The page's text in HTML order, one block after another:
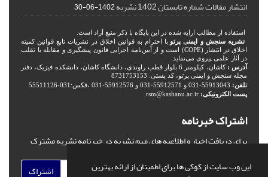
این وب سایت از کوکی ها برای اطمینان از ارائه بهترین
انتشار مقالات شماره تابستان 1402 نشریه 1402-06-30
استفاده از مطالب ارایه شده در این پایگاه با ذکر منبع آزاد است.
نشریه سنجش و ایمنی پرتو با احترام به قوانین اخلاق در نشریات تابع قوانین کمیته
اخلاق در انتشار (COPE) است و از آیین‌نامه اجرایی قانون پیشگیری و مقابله با تقلب
در آثار علمی پیروی می‌نماید.
آدرس :
کاشان، کیلومتر 6 بلوار قطب راوندی، دانشگاه کاشان، دانشکده فیزیک، دفتر
مجله سنجش و ایمنی پرتو، کد پستی: 8731753153
تلفن:
پست الکترونیکی: rsm@kashanu.ac.ir
اشتراک خبرنامه
برای دریافت اخبار و اطلاعیه های مهم نشریه در خبرنامه نشریه مشترک
اشتراک